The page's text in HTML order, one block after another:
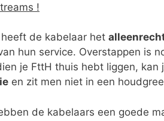
!
de kabelaar het
hun service. Overstappen is
je FttH thuis hebt liggen,
en zit men niet in een
de kabelaars een goede